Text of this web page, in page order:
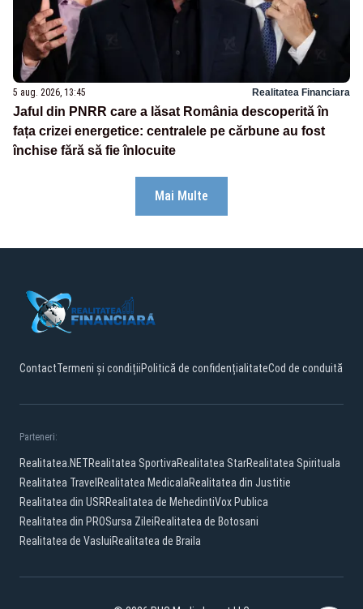
5 aug. 2026, 13:45 Realitatea Financiara
Jaful din PNRR care a lăsat România descoperită în
fața crizei energetice: centralele pe cărbune au fost
închise fără să fie înlocuite
Mai Multe
ContactTermeni și condițiiPolitică de confidențialitateCod de conduită
Parteneri:
Realitatea.NETRealitatea SportivaRealitatea StarRealitatea Spirituala
Realitatea Travel Realitatea MedicalaRealitatea din Justitie
Realitatea din USRRealitatea de MehedintiVox Publica
Realitatea din PROSursa ZileiRealitatea de Botosani
Realitatea de VasluiRealitatea de Braila